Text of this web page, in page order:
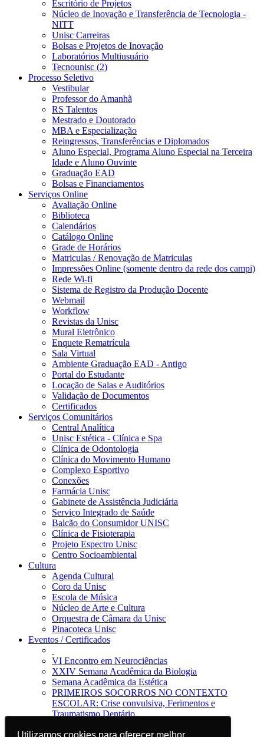
Utilizamos cookies para oferecer melhor
Utilizamos cookies para oferecer melhor
Escritório de Projetos
Núcleo de Inovação e Transferência de Tecnologia -
NITT
Unisc Carreiras
Bolsas e Projetos de Inovação
Laboratórios Multiusuário
Tecnounisc (2)
Processo Seletivo
Vestibular
Professor do Amanhã
RS Talentos
Mestrado e Doutorado
MBA e Especialização
Reingressos, Transferências e Diplomados
Aluno Especial, Programa Aluno Especial na Terceira
Idade e Aluno Ouvinte
Graduação EAD
Bolsas e Financiamentos
Serviços Online
Avaliação Online
Biblioteca
Calendários
Catálogo Online
Grade de Horários
Matriculas / Renovação de Matriculas
Impressões Online (somente dentro da rede dos campi)
Rede Wi-fi
Sistema de Registro da Produção Docente
Webmail
Workflow
Revistas da Unisc
Mural Eletrônico
Enquete Rematrícula
Sala Virtual
Ambiente Graduação EAD - Antigo
Portal do Estudante
Locação de Salas e Auditórios
Validação de Documentos
Certificados
Serviços Comunitários
Central Analítica
Unisc Estética - Clínica e Spa
Clínica de Odontologia
Clínica do Movimento Humano
Complexo Esportivo
Conexões
Farmácia Unisc
Gabinete de Assistência Judiciária
Serviço Integrado de Saúde
Balcão do Consumidor UNISC
Clínica de Fisioterapia
Projeto Espectro Unisc
Centro Socioambiental
Cultura
Agenda Cultural
Coro da Unisc
Escola de Música
Núcleo de Arte e Cultura
Orquestra de Câmara da Unisc
Pinacoteca Unisc
Eventos / Certificados
VI Encontro em Neurociências
XXIV Semana Acadêmica da Biologia
Semana Acadêmica da Estética
PRIMEIROS SOCORROS NO CONTEXTO
ESCOLAR: Crise convulsiva, Ferimentos e
Traumatismo Dentário
Jornal da Unisc